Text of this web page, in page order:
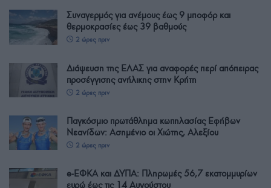
Συναγερμός για ανέμους έως 9 μποφόρ και
θερμοκρασίες έως 39 βαθμούς
2 ώρες πριν
Διάψευση της ΕΛΑΣ για αναφορές περί απόπειρας
προσέγγισης ανήλικης στην Κρήτη
2 ώρες πριν
Παγκόσμιο πρωτάθλημα κωπηλασίας Εφήβων
Νεανίδων: Ασημένιο οι Χιώτης, Αλεξίου
2 ώρες πριν
e-ΕΦΚΑ και ΔΥΠΑ: Πληρωμές 56,7 εκατομμυρίων
ευρώ έως τις 14 Αυγούστου